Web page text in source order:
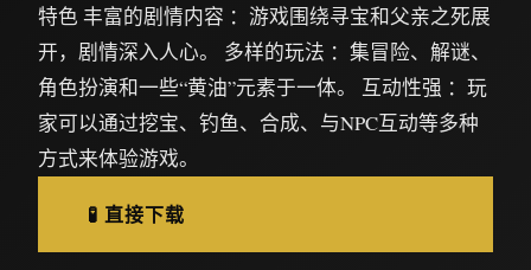
特色 丰富的剧情内容 ：游戏围绕寻宝和父亲之死展
开，剧情深入人心。 多样的玩法 ：集冒险、解谜、
角色扮演和一些“黄油”元素于一体。 互动性强 ：玩
家可以通过挖宝、钓鱼、合成、与NPC互动等多种
方式来体验游戏。
🧪 直接下载